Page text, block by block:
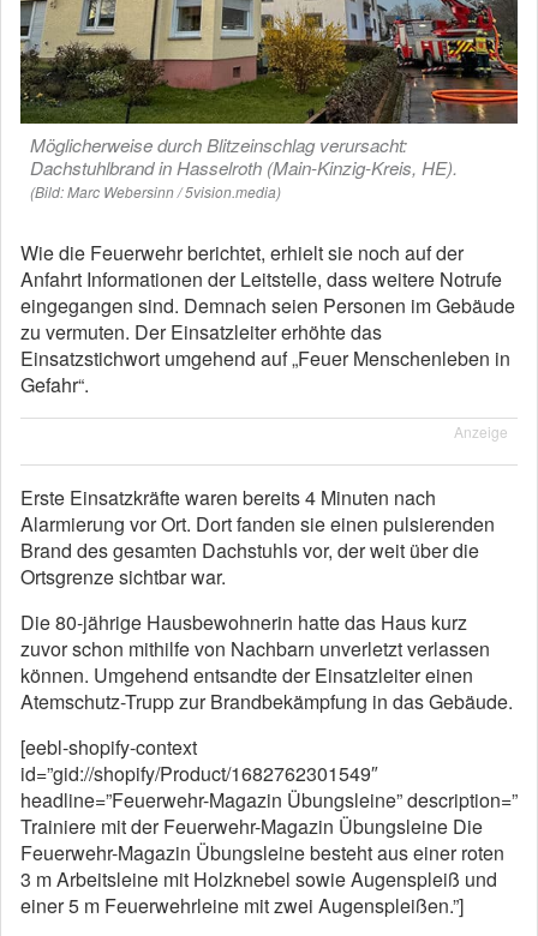
Möglicherweise durch Blitzeinschlag verursacht:
Dachstuhlbrand in Hasselroth (Main-Kinzig-Kreis, HE).
(Bild: Marc Webersinn / 5vision.media)
Wie die Feuerwehr berichtet, erhielt sie noch auf der
Anfahrt Informationen der Leitstelle, dass weitere Notrufe
eingegangen sind. Demnach seien Personen im Gebäude
zu vermuten. Der Einsatzleiter erhöhte das
Einsatzstichwort umgehend auf „Feuer Menschenleben in
Gefahr“.
Anzeige
Erste Einsatzkräfte waren bereits 4 Minuten nach
Alarmierung vor Ort. Dort fanden sie einen pulsierenden
Brand des gesamten Dachstuhls vor, der weit über die
Ortsgrenze sichtbar war.
Die 80-jährige Hausbewohnerin hatte das Haus kurz
zuvor schon mithilfe von Nachbarn unverletzt verlassen
können. Umgehend entsandte der Einsatzleiter einen
Atemschutz-Trupp zur Brandbekämpfung in das Gebäude.
[eebl-shopify-context
id=”gid://shopify/Product/1682762301549″
headline=”Feuerwehr-Magazin Übungsleine” description=”
Trainiere mit der Feuerwehr-Magazin Übungsleine Die
Feuerwehr-Magazin Übungsleine besteht aus einer roten
3 m Arbeitsleine mit Holzknebel sowie Augenspleiß und
einer 5 m Feuerwehrleine mit zwei Augenspleißen.”]